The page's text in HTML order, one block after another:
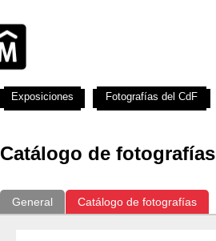
Catálogo de fotografías
General Catálogo de fotografías
Exposiciones Fotografías del CdF